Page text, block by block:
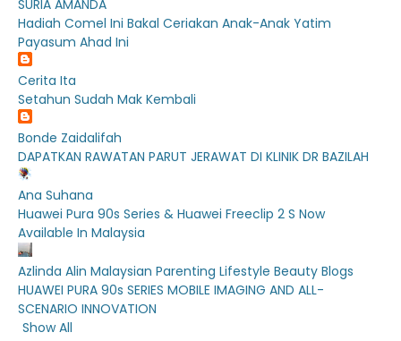
SURIA AMANDA
Hadiah Comel Ini Bakal Ceriakan Anak-Anak Yatim
Payasum Ahad Ini
Cerita Ita
Setahun Sudah Mak Kembali
Bonde Zaidalifah
DAPATKAN RAWATAN PARUT JERAWAT DI KLINIK DR BAZILAH
Ana Suhana
Huawei Pura 90s Series & Huawei Freeclip 2 S Now
Available In Malaysia
Azlinda Alin Malaysian Parenting Lifestyle Beauty Blogs
HUAWEI PURA 90s SERIES MOBILE IMAGING AND ALL-
SCENARIO INNOVATION
Show All